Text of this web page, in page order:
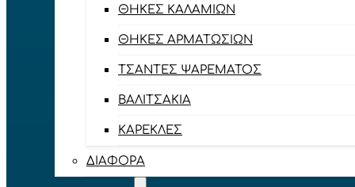
ΘΉΚΕΣ ΚΑΛΑΜΙΏΝ
ΘΉΚΕΣ ΑΡΜΑΤΩΣΙΏΝ
ΤΣΆΝΤΕΣ ΨΑΡΈΜΑΤΟΣ
ΒΑΛΙΤΣΆΚΙΑ
ΚΑΡΈΚΛΕΣ
ΔΙΆΦΟΡΑ